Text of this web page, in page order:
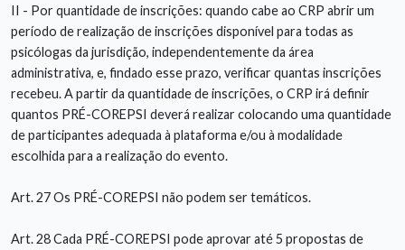
II - Por quantidade de inscrições: quando cabe ao CRP abrir um
período de realização de inscrições disponível para todas as
psicólogas da jurisdição, independentemente da área
administrativa, e, findado esse prazo, verificar quantas inscrições
recebeu. A partir da quantidade de inscrições, o CRP irá definir
quantos PRÉ-COREPSI deverá realizar colocando uma quantidade
de participantes adequada à plataforma e/ou à modalidade
escolhida para a realização do evento.
Art. 27 Os PRÉ-COREPSI não podem ser temáticos.
Art. 28 Cada PRÉ-COREPSI pode aprovar até 5 propostas de